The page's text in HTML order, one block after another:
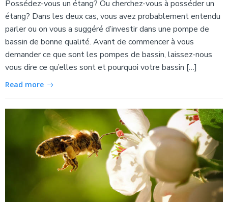
Possédez-vous un étang? Ou cherchez-vous à posséder un
étang? Dans les deux cas, vous avez probablement entendu
parler ou on vous a suggéré d’investir dans une pompe de
bassin de bonne qualité. Avant de commencer à vous
demander ce que sont les pompes de bassin, laissez-nous
vous dire ce qu’elles sont et pourquoi votre bassin […]
Read more